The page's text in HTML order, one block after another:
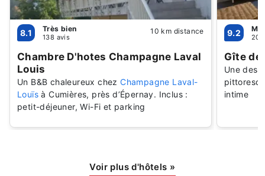
8.1 Très bien
138 avis
10 km distance
Chambre D'hotes Champagne Laval
Louis
Un B&B chaleureux chezChampagne Laval-
Louïs à Cumières, près d’Épernay. Inclus :
petit-déjeuner, Wi-Fi et parking
9.2 20
Gîte de
Une
intime
Voir plus d'hôtels »